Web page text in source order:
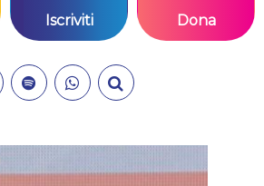
Iscriviti Dona